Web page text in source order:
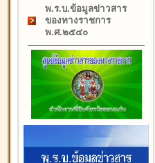
พ.ร.บ.ข้อมูลข่าวสาร
ของทางราชการ
พ.ศ.๒๕๔๐